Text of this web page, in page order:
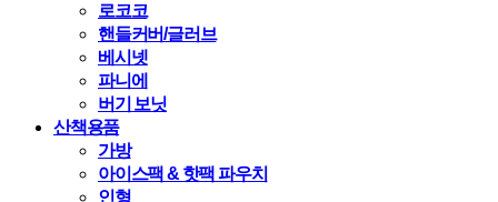
로코코
핸들커버/글러브
베시넷
파니에
버기 보닛
산책용품
가방
아이스팩 & 핫팩 파우치
인형